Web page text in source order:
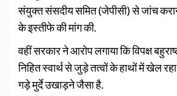
संयुक्त संसदीय समित (जेपीसी) से जांच
के इस्तीफे की मांग की.
वहीं सरकार ने आरोप लगाया कि विपक्ष
निहित स्वार्थ से जुड़े तत्वों के हाथों में खेल
गड़े मुर्दे उखाड़ने जैसा है.